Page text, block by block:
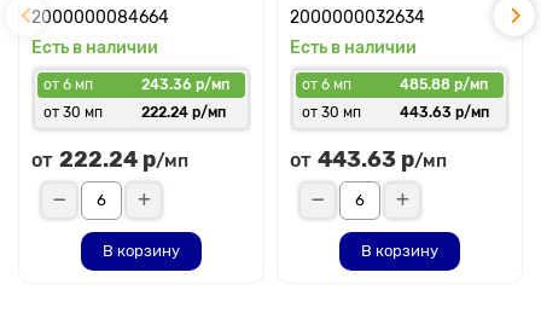
2000000084664
Есть в наличии
от 6 мп
243.36 р/мп
от 30 мп
222.24 р/мп
от 222.24 р/мп
В корзину
2000000032634
Есть в наличии
от 6 мп
485.88 р/мп
от 30 мп
443.63 р/мп
от 443.63 р/мп
В корзину